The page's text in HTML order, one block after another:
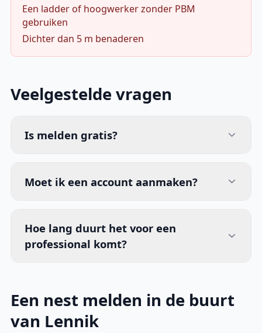
Een ladder of hoogwerker zonder PBM
gebruiken
Dichter dan 5 m benaderen
Veelgestelde vragen
Is melden gratis?
Moet ik een account aanmaken?
Hoe lang duurt het voor een
professional komt?
Een nest melden in de buurt
van Lennik